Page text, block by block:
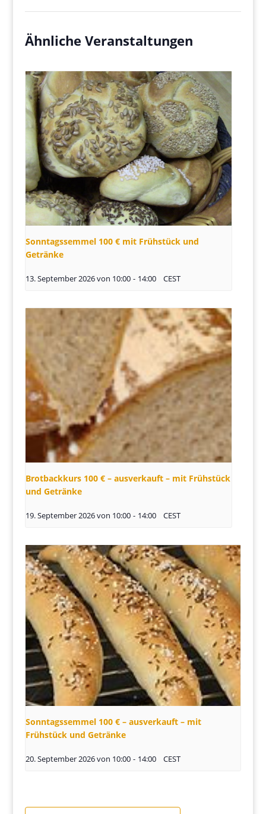
Ähnliche Veranstaltungen
Sonntagssemmel 100 € mit Frühstück und
Getränke
13. September 2026 von 10:00 - 14:00 CEST
Brotbackkurs 100 € – ausverkauft – mit Frühstück
und Getränke
19. September 2026 von 10:00 - 14:00 CEST
Sonntagssemmel 100 € – ausverkauft – mit
Frühstück und Getränke
20. September 2026 von 10:00 - 14:00 CEST